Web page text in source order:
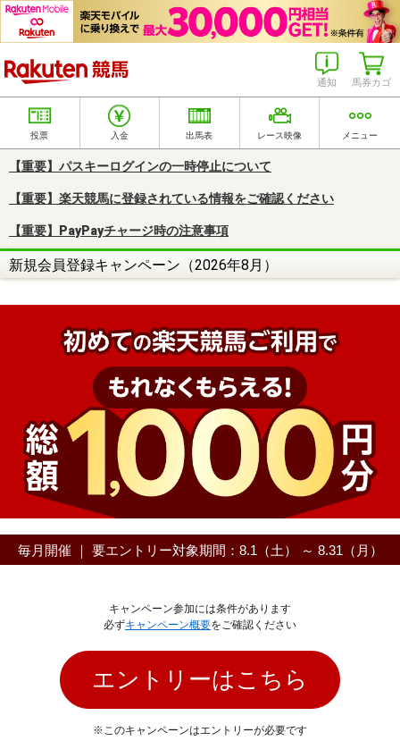
馬券カゴ
通知
投票 入金 出馬表 レース映像 メニュー
【重要】パスキーログインの一時停止について
【重要】楽天競馬に登録されている情報をご確認ください
【重要】PayPayチャージ時の注意事項
新規会員登録キャンペーン（2026年8月）
毎月開催 ｜ 要エントリー対象期間：8.1（土） ～ 8.31（月）
キャンペーン参加には条件があります
必ずキャンペーン概要をご確認ください
エントリーはこちら
※このキャンペーンはエントリーが必要です